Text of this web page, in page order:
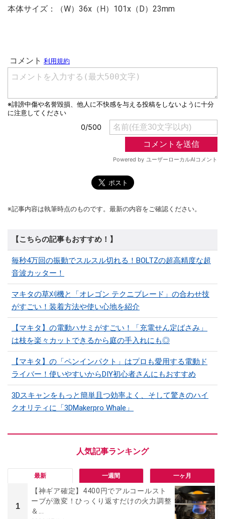
本体サイズ：（W）36x（H）101x（D）23mm
※記事内容は執筆時点のものです。最新の内容をご確認ください。
【こちらの記事もおすすめ！】
毎秒4万回の振動でスルスル切れる！BOLTZの超高精度な超
音波カッター！
マキタの草刈機と「オレゴン テクニブレード」の合わせ技
がすごい！装着方法や使い心地を紹介
【マキタ】の電動ハサミがすごい！「充電せん定ばさみ」
は枝を楽々カットできるから庭の手入れにも◎
【マキタ】の「ペンインパクト」はプロも愛用する電動ド
ライバー！使いやすいからDIY初心者さんにもおすすめ
3Dスキャンをもっと簡単且つ効率よく、そして驚きのハイ
クオリティに「3DMakerpro Whale」
最新 一週間 一ヶ月
1
【神ギア確定】4400円でアルコールスト
ーブが激変！ひっくり返すだけの火力調整
＆...